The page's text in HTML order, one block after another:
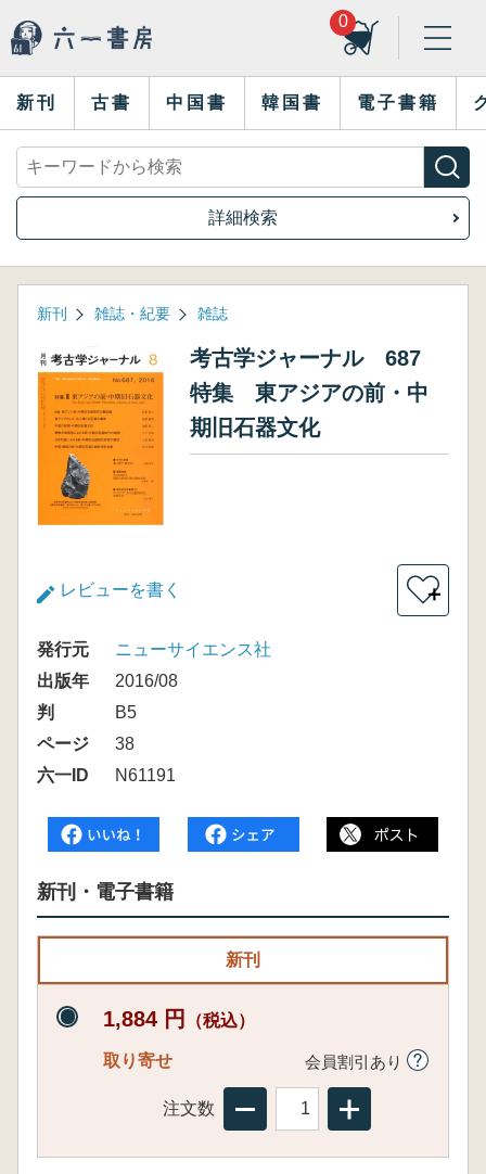
0
新刊 古書 中国書 韓国書 電子書籍
詳細検索
新刊 雑誌・紀要 雑誌
考古学ジャーナル 687
特集 東アジアの前・中
期旧石器文化
レビューを書く ＋
発行元
ニューサイエンス社
出版年
2016/08
判
B5
ページ
38
六一ID
N61191
新刊・電子書籍
新刊
1,884 円 （税込）
取り寄せ 会員割引あり
注文数